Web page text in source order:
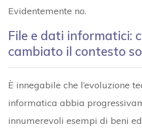
Evidentemente no.
File e dati informatici:
cambiato il contesto
È innegabile che l’evoluzione
informatica abbia
innumerevoli esempi di beni